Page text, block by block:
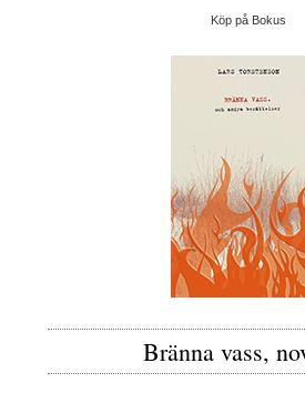
Köp på Bokus
Bränna vass,